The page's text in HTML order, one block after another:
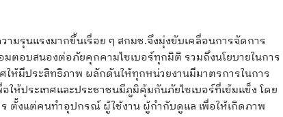
มรุนแรงมากขึ้นเรื่อย ๆ สกมช.จึงมุ่งขับเคลื่อนการจัดการ
ตอบสนองต่อภัยคุกคามไซเบอร์ทุกมิติ รวมถึงนโยบายในการ
ห้มีประสิทธิภาพ ผลักดันให้ทุกหน่วยงานมีมาตรการในการ
ห้ประเทศและประชาชนมีภูมิคุ้มกันภัยไซเบอร์ที่เข้มแข็ง โดย
ตั้งแต่คนทำอุปกรณ์ ผู้ใช้งาน ผู้กำกับดูแล เพื่อให้เกิดภาพ